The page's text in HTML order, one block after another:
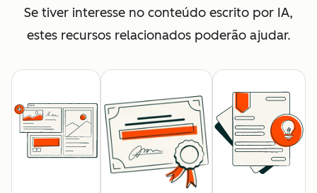
Se tiver interesse no conteúdo escrito por IA,
estes recursos relacionados poderão ajudar.